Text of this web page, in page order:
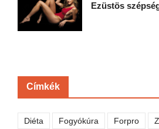
Ezüstös
Címkék
Diéta Fogyókúra Forpro